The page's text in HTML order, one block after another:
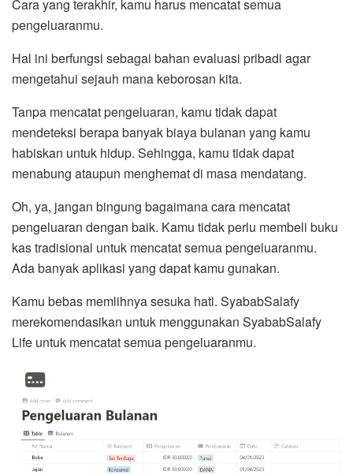
Cara yang terakhir, kamu harus mencatat semua
pengeluaranmu.
Hal ini berfungsi sebagai bahan evaluasi pribadi agar
mengetahui sejauh mana keborosan kita.
Tanpa mencatat pengeluaran, kamu tidak dapat
mendeteksi berapa banyak biaya bulanan yang kamu
habiskan untuk hidup. Sehingga, kamu tidak dapat
menabung ataupun menghemat di masa mendatang.
Oh, ya, jangan bingung bagaimana cara mencatat
pengeluaran dengan baik. Kamu tidak perlu membeli buku
kas tradisional untuk mencatat semua pengeluaranmu.
Ada banyak aplikasi yang dapat kamu gunakan.
Kamu bebas memlihnya sesuka hati. SyababSalafy
merekomendasikan untuk menggunakan SyababSalafy
Life untuk mencatat semua pengeluaranmu.